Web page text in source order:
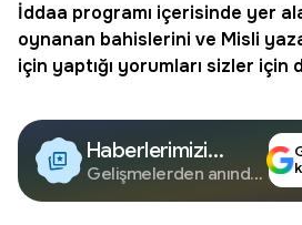
İddaa programı içerisinde yer
oynanan bahislerini ve Misli
için yaptığı yorumları sizler için
Haberlerimizi
Google'da Takip
Edin
Gelişmelerden anında